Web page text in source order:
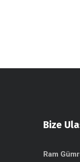
Bize
Ram